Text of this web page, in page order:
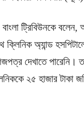
ট্রিবিউনকে
ক্লিনিক অ্যান্ড
দেখাতে পারেনি।
২৫ হাজার টাকা